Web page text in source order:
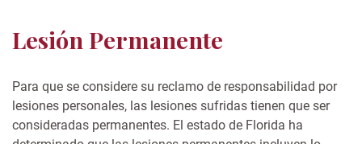
Lesión Permanente
Para que se considere su reclamo de responsabilidad por
lesiones personales, las lesiones sufridas tienen que ser
consideradas permanentes. El estado de Florida ha